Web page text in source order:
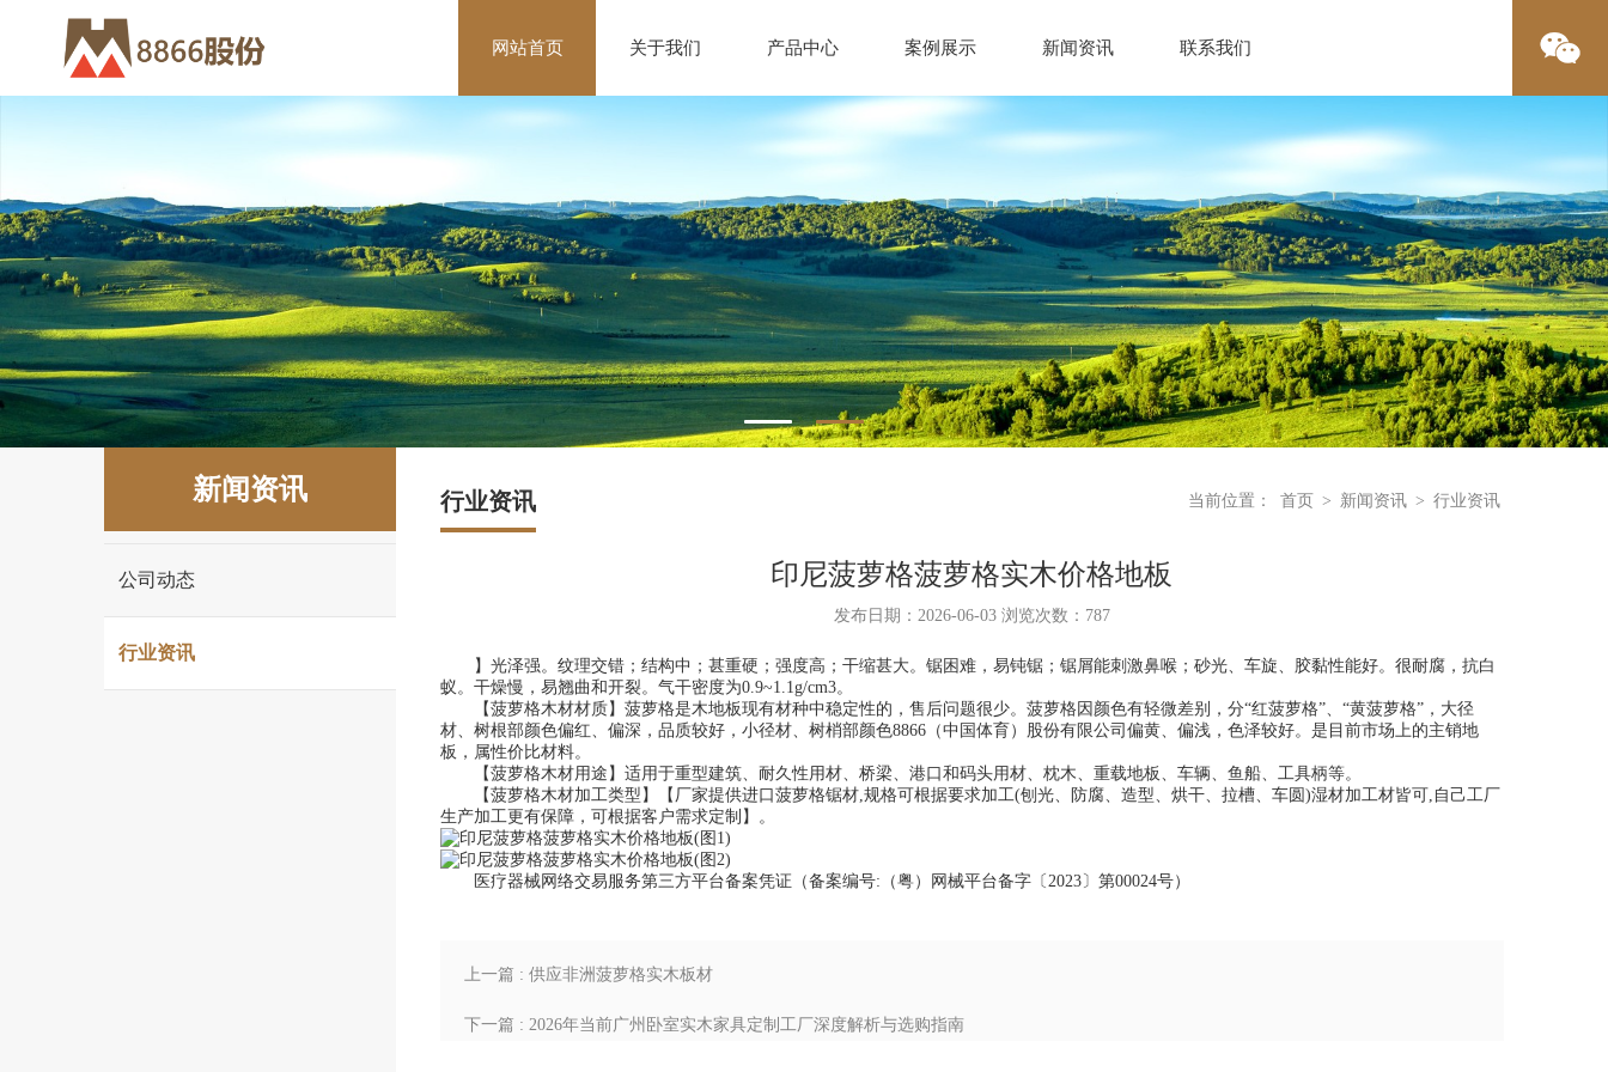
8866
份
限
公
司
-
装
配
网站首页 关于我们 产品中心 案例展示 新闻资讯 联系我们
新闻资讯
公司动态
行业资讯
行业资讯 当前位置： 首页 > 新闻资讯 > 行业资讯
印尼菠萝格菠萝格实木价格地板
发布日期：2026-06-03 浏览次数： 787
】光泽强。纹理交错；结构中；甚重硬；强度高；干缩甚大。锯困难，易钝锯；锯屑能刺激鼻喉；砂光、车旋、胶黏性能好。很耐腐，抗白
蚁。干燥慢，易翘曲和开裂。气干密度为0.9~1.1g/cm3。
【菠萝格木材材质】菠萝格是木地板现有材种中稳定性的，售后问题很少。菠萝格因颜色有轻微差别，分“红菠萝格”、“黄菠萝格”，大径
材、树根部颜色偏红、偏深，品质较好，小径材、树梢部颜色8866（中国体育）股份有限公司 偏黄、偏浅，色泽较好。是目前市场上的主销地
板，属性价比材料。
【菠萝格木材用途】适用于重型建筑、耐久性用材、桥梁、港口和码头用材、枕木、重载地板、车辆、鱼船、工具柄等。
【菠萝格木材加工类型】【厂家提供进口菠萝格锯材,规格可根据要求加工(刨光、防腐、造型、烘干、拉槽、车圆)湿材加工材皆可,自己工厂
生产加工更有保障，可根据客户需求定制】。
医疗器械网络交易服务第三方平台备案凭证（备案编号:（粤）网械平台备字〔2023〕第00024号）
上一篇 : 供应非洲菠萝格实木板材
下一篇 : 2026年当前广州卧室实木家具定制工厂深度解析与选购指南